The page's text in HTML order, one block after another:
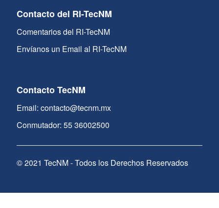
Contacto del RI-TecNM
Comentarios del RI-TecNM
Envíanos un Email al RI-TecNM
Contacto TecNM
Email: contacto@tecnm.mx
Conmutador: 55 36002500
© 2021 TecNM - Todos los Derechos Reservados